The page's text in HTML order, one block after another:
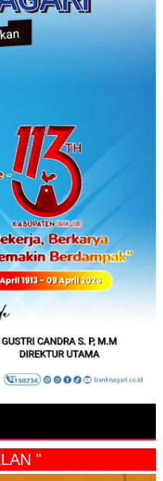
" IKLAN "